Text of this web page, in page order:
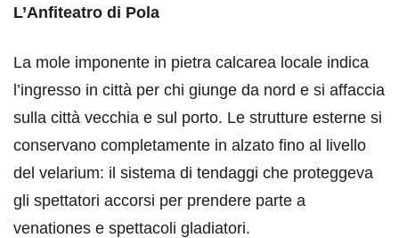
L’Anfiteatro di Pola
La mole imponente in pietra calcarea locale indica
l’ingresso in città per chi giunge da nord e si affaccia
sulla città vecchia e sul porto. Le strutture esterne si
conservano completamente in alzato fino al livello
del velarium: il sistema di tendaggi che proteggeva
gli spettatori accorsi per prendere parte a
venationes e spettacoli gladiatori.